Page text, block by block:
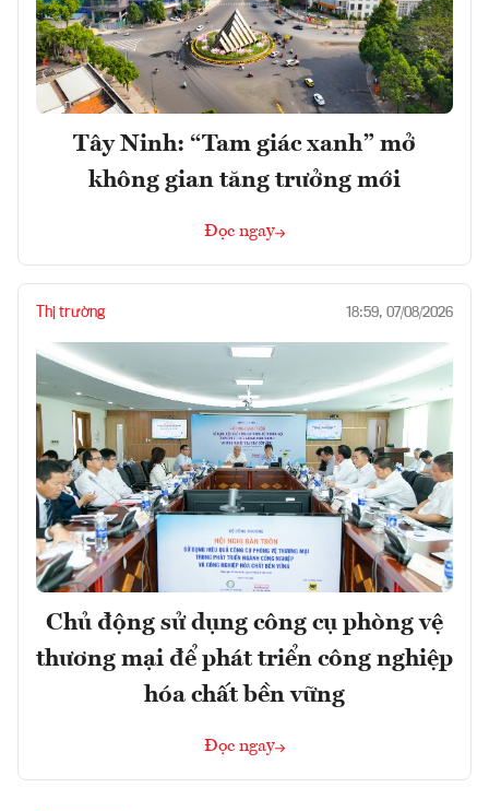
Tây Ninh: “Tam giác xanh” mở
không gian tăng trưởng mới
Đọc ngay
Thị trường 18:59, 07/08/2026
Chủ động sử dụng công cụ phòng vệ
thương mại để phát triển công nghiệp
hóa chất bền vững
Đọc ngay